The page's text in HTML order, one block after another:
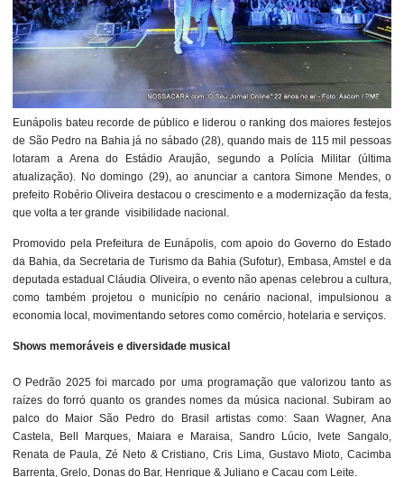
Eunápolis bateu recorde de público e liderou o ranking dos maiores festejos
de São Pedro na Bahia já no sábado (28), quando mais de 115 mil pessoas
lotaram a Arena do Estádio Araujão, segundo a Polícia Militar (última
atualização). No domingo (29), ao anunciar a cantora Simone Mendes, o
prefeito Robério Oliveira destacou o crescimento e a modernização da festa,
que volta a ter grande visibilidade nacional.
Promovido pela Prefeitura de Eunápolis, com apoio do Governo do Estado
da Bahia, da Secretaria de Turismo da Bahia (Sufotur), Embasa, Amstel e da
deputada estadual Cláudia Oliveira, o evento não apenas celebrou a cultura,
como também projetou o município no cenário nacional, impulsionou a
economia local, movimentando setores como comércio, hotelaria e serviços.
Shows memoráveis e diversidade musical
O Pedrão 2025 foi marcado por uma programação que valorizou tanto as
raízes do forró quanto os grandes nomes da música nacional. Subiram ao
palco do Maior São Pedro do Brasil artistas como: Saan Wagner, Ana
Castela, Bell Marques, Maiara e Maraisa, Sandro Lúcio, Ivete Sangalo,
Renata de Paula, Zé Neto & Cristiano, Cris Lima, Gustavo Mioto, Cacimba
Barrenta, Grelo, Donas do Bar, Henrique & Juliano e Cacau com Leite.